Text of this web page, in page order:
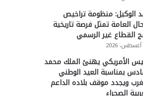
الوكيل: منظومة تراخيص
العامة تمثل فرصة تاريخية
القطاع غير الرسمي
الأمريكي يهنئ الملك محمد
بمناسبة العيد الوطني
ويجدد موقف بلاده الداعم
الصحراء